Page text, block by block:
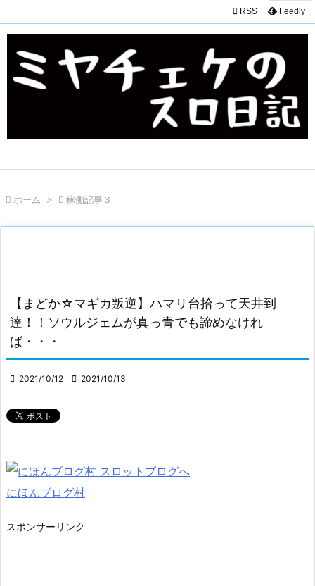
 RSS Feedly
 ホーム >  稼働記事３
【まどか☆マギカ叛逆】ハマリ台拾って天井到
達！！ソウルジェムが真っ青でも諦めなけれ
ば・・・
 2021/10/12  2021/10/13
にほんブログ村
スポンサーリンク